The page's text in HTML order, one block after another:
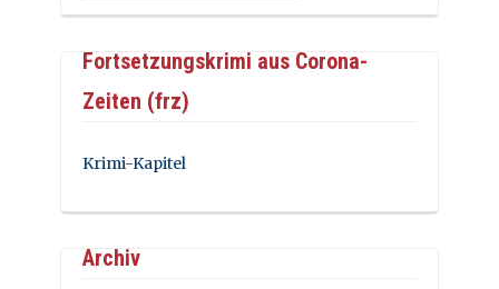
Fortsetzungskrimi aus Corona-
Zeiten (frz)
Krimi-Kapitel
Archiv